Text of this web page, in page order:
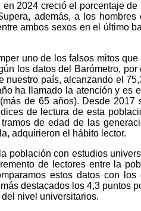
2024 creció el porcentaje
además, a los
ambos sexos en el último
uno de los falsos mitos
los datos del Barómetro,
nuestro país, alcanzando el
ha llamado la atención y es
de 65 años). Desde 2017
de lectura de esta
de edad de las
adquirieron el hábito lector.
población con estudios
de lectores entre la
estos datos con
destacados los 4,3 puntos
nivel universitarios.